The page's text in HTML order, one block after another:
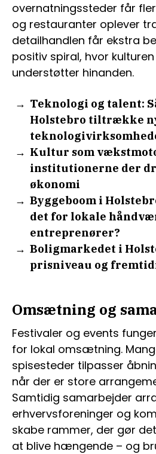
overnatningssteder får
og restauranter oplever
detailhandlen får ekstra
positiv spiral, hvor
understøtter hinanden.
Teknologi og talent:
Holstebro tiltrække
Kultur som
institutionerne der
økonomi
Byggeboom i
det for lokale
entreprenører?
Boligmarkedet i
prisniveau og
Omsætning og
Festivaler og events
for lokal omsætning.
spisesteder tilpasser
når der er store
Samtidig samarbejder
erhvervsforeninger og
skabe rammer, der gør
at blive hængende – og